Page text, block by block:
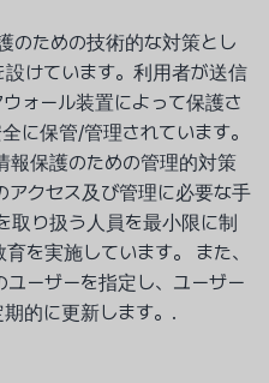
のための技術的な対策とし
けています。利用者が送信
ォール装置によって保護さ
に保管/管理されています。
報保護のための管理的対策
アクセス及び管理に必要な手
取り扱う人員を最小限に制
を実施しています。 また、
ーザーを指定し、ユーザー
的に更新します。.